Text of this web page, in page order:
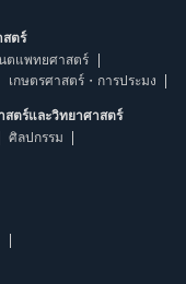
ตร์
ตแพทยศาสตร์
เกษตรศาสตร์・การประมง
ตร์และวิทยาศาสตร์
ศิลปกรรม